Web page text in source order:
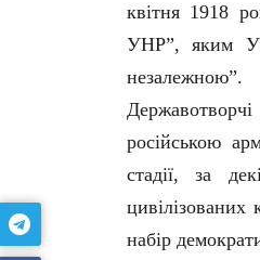
квітня 1918
УНР”, яким
незалежною”.
російською
стадії, за
набір